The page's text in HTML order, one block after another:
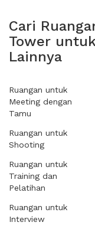
Cari
Tower
Lainnya
Ruangan untuk
Meeting dengan
Tamu
Ruangan untuk
Shooting
Ruangan untuk
Training dan
Pelatihan
Ruangan untuk
Interview